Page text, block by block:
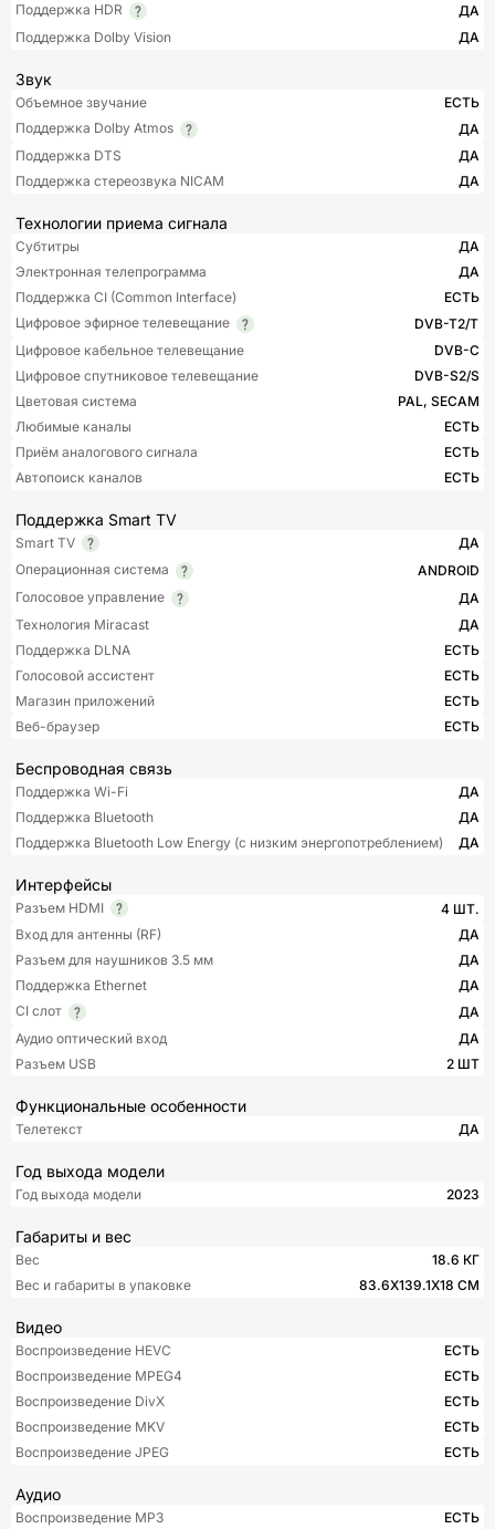
Поддержка HDR
ДА
Поддержка Dolby Vision
ДА
Звук
Объемное звучание
ЕСТЬ
Поддержка Dolby Atmos
ДА
Поддержка DTS
ДА
Поддержка стереозвука NICAM
ДА
Технологии приема сигнала
Субтитры
ДА
Электронная телепрограмма
ДА
Поддержка CI (Common Interface)
ЕСТЬ
Цифровое эфирное телевещание
DVB-T2/T
Цифровое кабельное телевещание
DVB-C
Цифровое спутниковое телевещание
DVB-S2/S
Цветовая система
PAL, SECAM
Любимые каналы
ЕСТЬ
Приём аналогового сигнала
ЕСТЬ
Автопоиск каналов
ЕСТЬ
Поддержка Smart TV
Smart TV
ДА
Операционная система
ANDROID
Голосовое управление
ДА
Технология Miracast
ДА
Поддержка DLNA
ЕСТЬ
Голосовой ассистент
ЕСТЬ
Магазин приложений
ЕСТЬ
Веб-браузер
ЕСТЬ
Беспроводная связь
Поддержка Wi-Fi
ДА
Поддержка Bluetooth
ДА
Поддержка Bluetooth Low Energy (с низким энергопотреблением)
ДА
Интерфейсы
Разъем HDMI
4 ШТ.
Вход для антенны (RF)
ДА
Разъем для наушников 3.5 мм
ДА
Поддержка Ethernet
ДА
CI слот
ДА
Аудио оптический вход
ДА
Разъем USB
2 ШТ
Функциональные особенности
Телетекст ДА
Год выхода модели
Год выхода модели 2023
Габариты и вес
Вес
18.6 КГ
Вес и габариты в упаковке
83.6Х139.1Х18 СМ
Видео
Воспроизведение HEVC
ЕСТЬ
Воспроизведение MPEG4
ЕСТЬ
Воспроизведение DivX
ЕСТЬ
Воспроизведение MKV
ЕСТЬ
Воспроизведение JPEG
ЕСТЬ
Аудио
Воспроизведение MP3 ЕСТЬ